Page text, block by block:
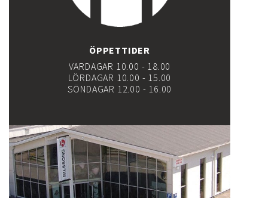
ÖPPETTIDER
VARDAGAR 10.00 - 18.00
LÖRDAGAR 10.00 - 15.00
SÖNDAGAR 12.00 - 16.00